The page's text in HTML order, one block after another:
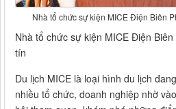
Nhà tổ chức sự kiện MICE Điện Biên
Nhà tổ chức sự kiện MICE Điện
tín
Du lịch MICE là loại hình du lịch
nhiều tổ chức, doanh nghiệp nhờ